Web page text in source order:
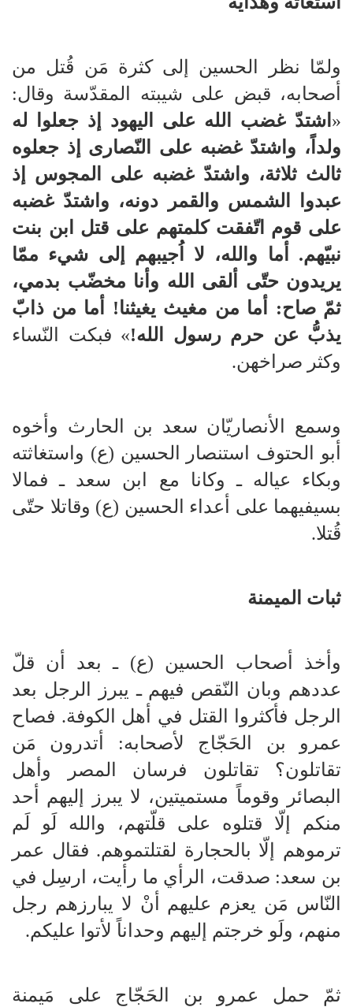
ولمّا نظر الحسين إلى كثرة مَن قُتل من
أصحابه، قبض على شيبته المقدّسة وقال:
« اشتدّ غضب الله على اليهود إذ جعلوا له
ولداً، واشتدّ غضبه على النّصارى إذ جعلوه
ثالث ثلاثة، واشتدّ غضبه على المجوس إذ
عبدوا الشمس والقمر دونه، واشتدّ غضبه
على قوم اتّفقت كلمتهم على قتل ابن بنت
نبيّهم. أما والله، لا اُجيبهم إلى شيء ممّا
يريدون حتّى ألقى الله وأنا مخضّب بدمي،
ثمّ صاح: أما من مغيث يغيثنا! أما من ذابّ
يذبُّ عن حرم رسول الله!» فبكت النّساء
وكثر صراخهن.
وسمع الأنصاريّان سعد بن الحارث وأخوه
أبو الحتوف استنصار الحسين (ع) واستغاثته
وبكاء عياله ـ وكانا مع ابن سعد ـ فمالا
بسيفيهما على أعداء الحسين (ع) وقاتلا حتّى
قُتلا.
ثبات الميمنة
وأخذ أصحاب الحسين (ع) ـ بعد أن قلّ
عددهم وبان النّقص فيهم ـ يبرز الرجل بعد
الرجل فأكثروا القتل في أهل الكوفة. فصاح
عمرو بن الحَجّاج لأصحابه: أتدرون مَن
تقاتلون؟ تقاتلون فرسان المصر وأهل
البصائر وقوماً مستميتين، لا يبرز إليهم أحد
منكم إلّا قتلوه على قلّتهم، والله لَو لَم
ترموهم إلّا بالحجارة لقتلتموهم. فقال عمر
بن سعد: صدقت، الرأي ما رأيت، ارسِل في
النّاس مَن يعزم عليهم أنْ لا يبارزهم رجل
منهم، ولَو خرجتم إليهم وحداناً لأتوا عليكم.
ثمّ حمل عمرو بن الحَجّاج على مَيمنة